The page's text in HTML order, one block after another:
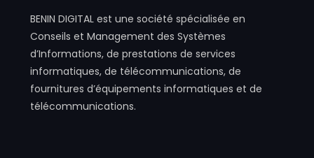
BENIN DIGITAL est une société spécialisée en
Conseils et Management des Systèmes
d’Informations, de prestations de services
informatiques, de télécommunications, de
fournitures d’équipements informatiques et de
télécommunications.